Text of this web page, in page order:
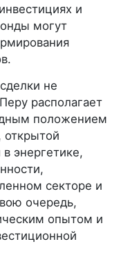
и
могут
не
располагает
положением
открытой
энергетике,
секторе и
очередь,
опытом и